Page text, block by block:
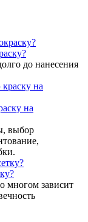
до нанесения
на
выбор
многом зависит